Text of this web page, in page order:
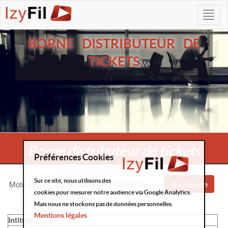
BORNE DISTRIBUTEUR DE
TICKETS
Borne distributeur de tickets
Mots clés: Recherche
Intitulé
Préférences Cookies
Sur ce site, nous utilisons des
cookies pour mesurer notre audience via Google Analytics.
Mais nous ne stockons pas de données personnelles.
Mentions légales